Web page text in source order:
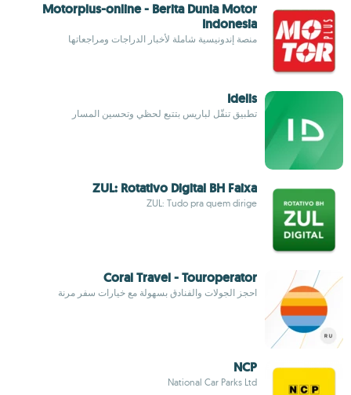
Motorplus-online - Berita Dunia Motor
Indonesia
منصة إندونيسية شاملة لأخبار الدراجات ومراجعاتها
Idelis
تطبيق تنقّل لباريس بتتبع لحظي وتحسين المسار
ZUL: Rotativo Digital BH Faixa
ZUL: Tudo pra quem dirige
Coral Travel - Touroperator
احجز الجولات والفنادق بسهولة مع خيارات سفر مرنة
NCP
National Car Parks Ltd